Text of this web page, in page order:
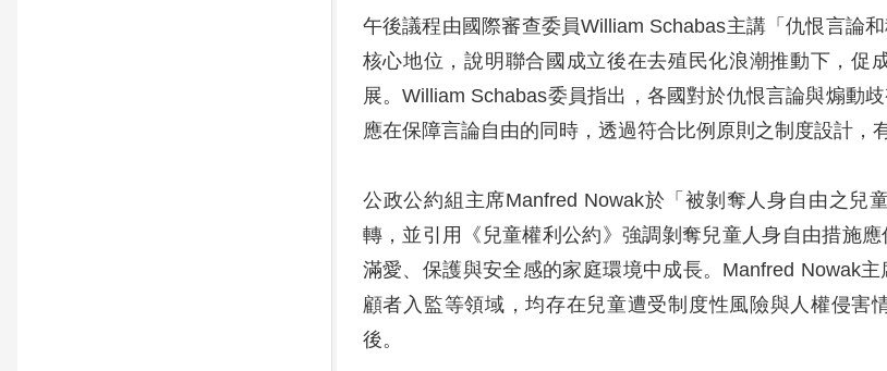
午後議程由國際審查委員William Schabas主講「仇恨言論
核心地位，說明聯合國成立後在去殖民化浪潮推動下，促
展。William Schabas委員指出，各國對於仇恨言論與煽動
應在保障言論自由的同時，透過符合比例原則之制度設計，
公政公約組主席Manfred Nowak於「被剝奪人身自由之
轉，並引用《兒童權利公約》強調剝奪兒童人身自由措施
滿愛、保護與安全感的家庭環境中成長。Manfred Nowak
顧者入監等領域，均存在兒童遭受制度性風險與人權侵害
後。